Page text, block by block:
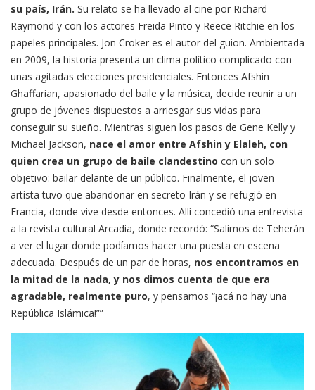
su país, Irán. Su relato se ha llevado al cine por Richard
Raymond y con los actores Freida Pinto y Reece Ritchie en los
papeles principales. Jon Croker es el autor del guion. Ambientada
en 2009, la historia presenta un clima político complicado con
unas agitadas elecciones presidenciales. Entonces Afshin
Ghaffarian, apasionado del baile y la música, decide reunir a un
grupo de jóvenes dispuestos a arriesgar sus vidas para
conseguir su sueño. Mientras siguen los pasos de Gene Kelly y
Michael Jackson, nace el amor entre Afshin y Elaleh, con
quien crea un grupo de baile clandestino con un solo
objetivo: bailar delante de un público. Finalmente, el joven
artista tuvo que abandonar en secreto Irán y se refugió en
Francia, donde vive desde entonces. Allí concedió una entrevista
a la revista cultural Arcadia, donde recordó: “Salimos de Teherán
a ver el lugar donde podíamos hacer una puesta en escena
adecuada. Después de un par de horas, nos encontramos en
la mitad de la nada, y nos dimos cuenta de que era
agradable, realmente puro, y pensamos “¡acá no hay una
República Islámica!””